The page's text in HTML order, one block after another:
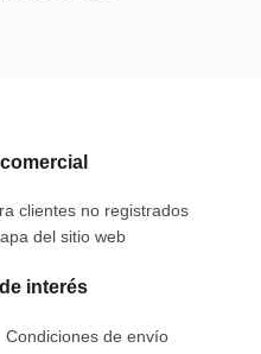
clientes no registrados
del sitio web
interés
Condiciones de envío